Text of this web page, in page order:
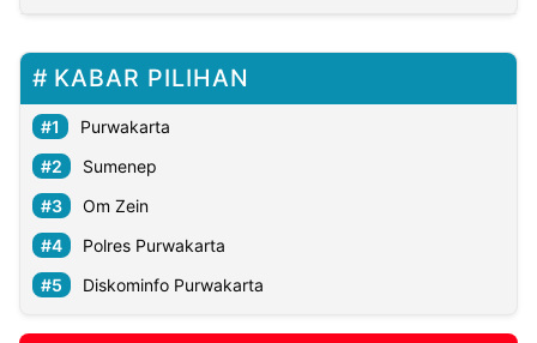
KABAR PILIHAN
Purwakarta
Sumenep
Om Zein
Polres Purwakarta
Diskominfo Purwakarta